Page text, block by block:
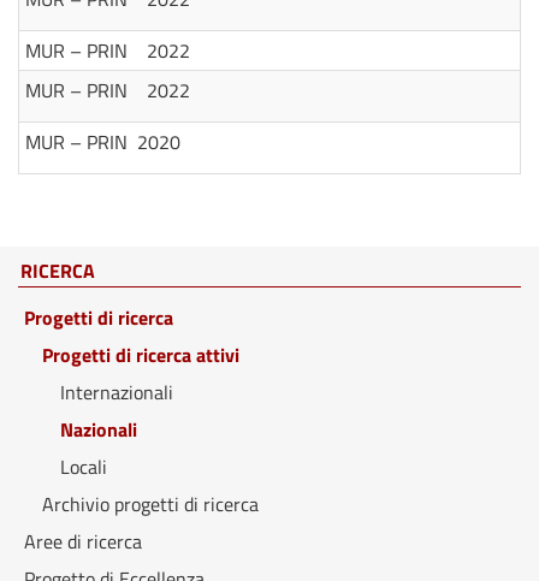
MUR – PRIN 2022
MUR – PRIN 2022
MUR – PRIN 2020
RICERCA
Progetti di ricerca
Progetti di ricerca attivi
Internazionali
Nazionali
Locali
Archivio progetti di ricerca
Aree di ricerca